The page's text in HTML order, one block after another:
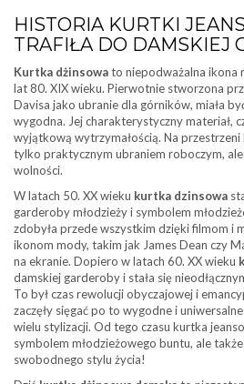
HISTORIA KURTKI
TRAFIŁA DO DAMSKIEJ
Kurtka dżinsowato niepodważalna ikona
lat 80. XIX wieku. Pierwotnie stworzona
Davisa jako ubranie dla górników, miała
wygodna. Jej charakterystyczny materiał,
wyjątkową wytrzymałością. Na przestrzeni
tylko praktycznym ubraniem roboczym,
wolności.
W latach 50. XX wieku kurtka dzinsowa
garderoby młodzieży i symbolem
zdobyła przede wszystkim dzięki filmom i
ikonom mody, takim jak James Dean czy
na ekranie. Dopiero w latach 60. XX wieku
damskiej garderoby i stała się
To był czas rewolucji obyczajowej i
zaczęły sięgać po to wygodne i
wielu stylizacji. Od tego czasu kurtka
symbolem młodzieżowego buntu, ale
swobodnego stylu życia!